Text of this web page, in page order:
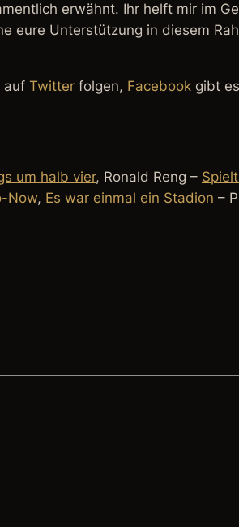
erwähnt. Ihr helft mir im
eure Unterstützung in diesem
auf Twitter folgen, Facebook gibt
um halb vier, Ronald Reng –
Now, Es war einmal ein Stadion –